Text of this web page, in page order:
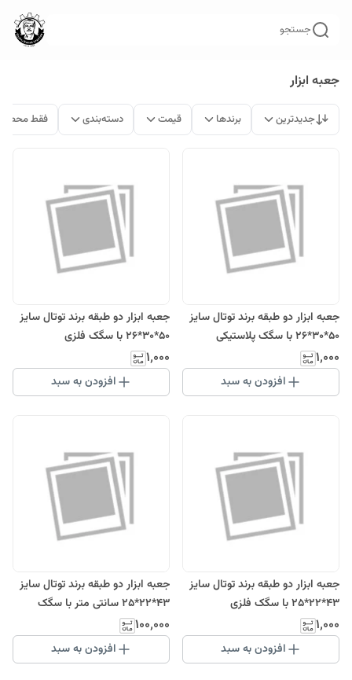
جستجو
جعبه ابزار
جدیدترین برندها قیمت دسته‌بندی فقط
جعبه ابزار دو طبقه برند توتال سایز
50*30*26 با سگک پلاستیکی
۱٬۰۰۰
افزودن به سبد
جعبه ابزار دو طبقه برند توتال سایز
50*30*26 با سگک فلزی
۱٬۰۰۰
افزودن به سبد
جعبه ابزار دو طبقه برند توتال سایز
43*22*25 با سگک فلزی
۱٬۰۰۰
افزودن به سبد
جعبه ابزار دو طبقه برند توتال سایز
43*22*25 سانتی متر با سگک
پلاستیکی
۱۰۰٬۰۰۰
افزودن به سبد